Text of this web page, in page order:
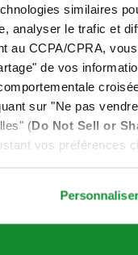
similaires
analyser le trafic et
au CCPA/CPRA,
de vos
sur "Ne pas
(Do Not Sell or
vos préférences